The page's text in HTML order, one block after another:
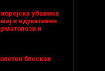
убавина
и едукативни
и
блескав